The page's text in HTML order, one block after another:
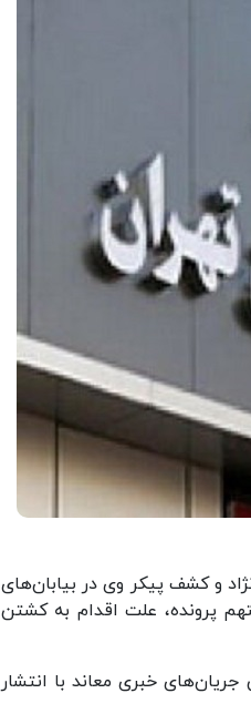
و کشف پیکر وی در بیابان‌های
پرونده، علت اقدام به کشتن
خبری معاند با انتشار